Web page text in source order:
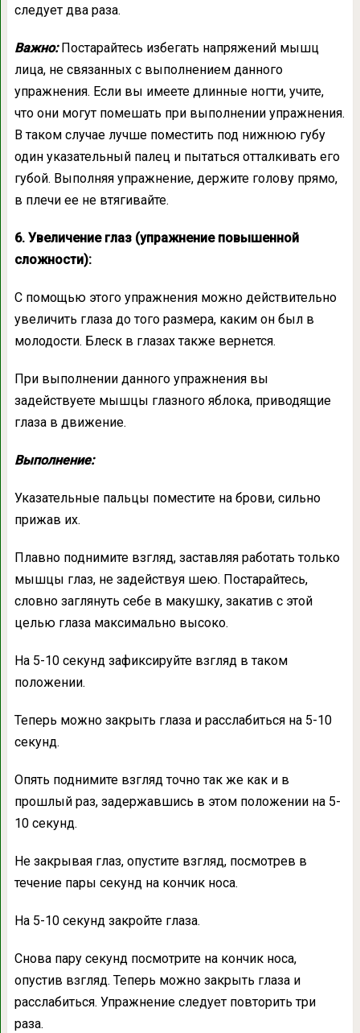
следует два раза.
Важно:Постарайтесь избегать напряжений мышц
лица, не связанных с выполнением данного
упражнения. Если вы имеете длинные ногти, учите,
что они могут помешать при выполнении упражнения.
В таком случае лучше поместить под нижнюю губу
один указательный палец и пытаться отталкивать его
губой. Выполняя упражнение, держите голову прямо,
в плечи ее не втягивайте.
6. Увеличение глаз (упражнение повышенной
сложности):
С помощью этого упражнения можно действительно
увеличить глаза до того размера, каким он был в
молодости. Блеск в глазах также вернется.
При выполнении данного упражнения вы
задействуете мышцы глазного яблока, приводящие
глаза в движение.
Выполнение:
Указательные пальцы поместите на брови, сильно
прижав их.
Плавно поднимите взгляд, заставляя работать только
мышцы глаз, не задействуя шею. Постарайтесь,
словно заглянуть себе в макушку, закатив с этой
целью глаза максимально высоко.
На 5-10 секунд зафиксируйте взгляд в таком
положении.
Теперь можно закрыть глаза и расслабиться на 5-10
секунд.
Опять поднимите взгляд точно так же как и в
прошлый раз, задержавшись в этом положении на 5-
10 секунд.
Не закрывая глаз, опустите взгляд, посмотрев в
течение пары секунд на кончик носа.
На 5-10 секунд закройте глаза.
Снова пару секунд посмотрите на кончик носа,
опустив взгляд. Теперь можно закрыть глаза и
расслабиться. Упражнение следует повторить три
раза.